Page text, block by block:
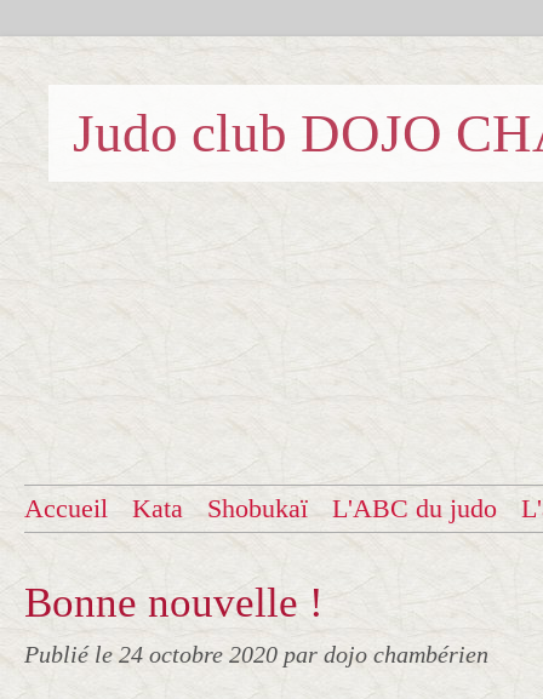
Judo club DOJO
Accueil Kata Shobukaï L'ABC du judo
Bonne nouvelle !
Publié le 24 octobre 2020 par dojo chambérien